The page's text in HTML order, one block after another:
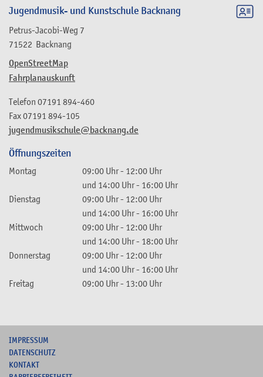
Jugendmusik- und Kunstschule Backnang
Petrus-Jacobi-Weg 7
71522 Backnang
OpenStreetMap
Fahrplanauskunft
jugendmusikschule@backnang.de
Telefon 07191 894-460
Fax07191 894-105
Öffnungszeiten
Montag 09:00 Uhr- 12:00 Uhr
und 14:00 Uhr- 16:00 Uhr
Dienstag
09:00 Uhr- 12:00 Uhr
und 14:00 Uhr- 16:00 Uhr
Mittwoch
09:00 Uhr- 12:00 Uhr
und 14:00 Uhr- 18:00 Uhr
Donnerstag
09:00 Uhr- 12:00 Uhr
und 14:00 Uhr- 16:00 Uhr
Freitag
09:00 Uhr- 13:00 Uhr
IMPRESSUM
DATENSCHUTZ
KONTAKT